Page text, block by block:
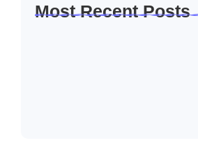
Most Recent Posts